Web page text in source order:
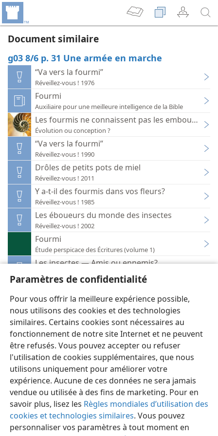
Paramètres de confidentialité
Pour vous offrir la meilleure expérience possible,
nous utilisons des cookies et des technologies
similaires. Certains cookies sont nécessaires au
fonctionnement de notre site Internet et ne peuvent
être refusés. Vous pouvez accepter ou refuser
l'utilisation de cookies supplémentaires, que nous
utilisons uniquement pour améliorer votre
expérience. Aucune de ces données ne sera jamais
vendue ou utilisée à des fins de marketing. Pour en
savoir plus, lisez les Règles mondiales d’utilisation des
cookies et technologies similaires. Vous pouvez
personnaliser vos paramètres à tout moment en
Document similaire
g03 8/6 p. 31 Une armée en marche
“Va vers la fourmi”
Réveillez-vous ! 1976
Fourmi
Auxiliaire pour une meilleure intelligence de la Bible
Les fourmis ne connaissent pas les
Évolution ou conception ?
“Va vers la fourmi”
Réveillez-vous ! 1990
Drôles de petits pots de miel
Réveillez-vous ! 2011
Y a-t-il des fourmis dans vos fleurs?
Réveillez-vous ! 1985
Les éboueurs du monde des insectes
Réveillez-vous ! 2002
Fourmi
Étude perspicace des Écritures (volume 1)
Les insectes — Amis ou ennemis?
Réveillez-vous ! 1994
Français Préférences
Copyright © 2026 Watch Tower Bible and Tract Society of Pennsylvania
Conditions d’utilisation
Règles de confidentialité
Paramètres de confidentialité
JW.ORG Se connecter